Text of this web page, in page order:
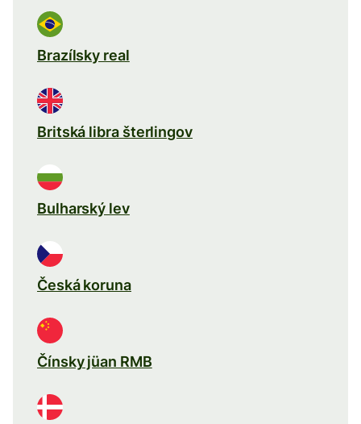
Brazílsky real
Britská libra šterlingov
Bulharský lev
Česká koruna
Čínsky jüan RMB